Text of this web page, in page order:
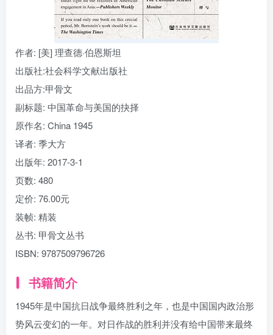
作者: [美] 理查德·伯恩斯坦
出版社:社会科学文献出版社
出品方:甲骨文
副标题: 中国革命与美国的抉择
原作名: China 1945
译者: 季大方
出版年: 2017-3-1
页数: 480
定价: 76.00元
装帧: 精装
丛书: 甲骨文丛书
ISBN: 9787509796726
书籍简介
1945年是中国抗日战争最终胜利之年，也是中国国内政治形
势风云变幻的一年。对日作战的胜利并没有给中国带来最终